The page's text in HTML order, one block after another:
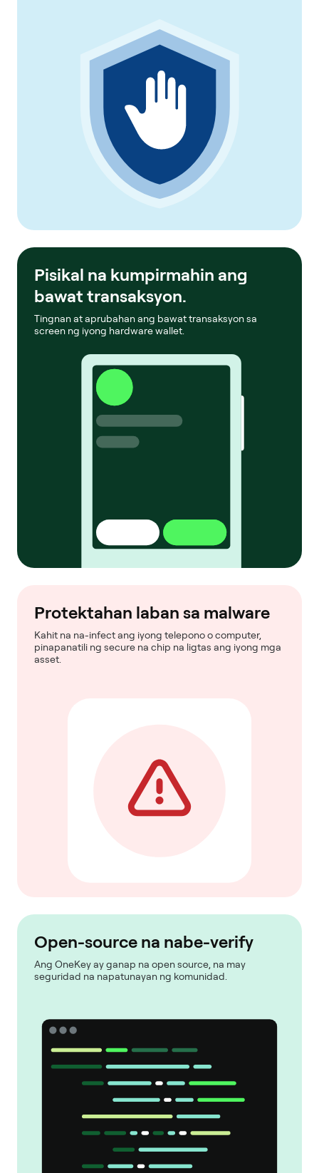
Pisikal na kumpirmahin ang
bawat transaksyon.
Tingnan at aprubahan ang bawat transaksyon sa
screen ng iyong hardware wallet.
Protektahan laban sa malware
Kahit na na-infect ang iyong telepono o computer,
pinapanatili ng secure na chip na ligtas ang iyong mga
asset.
Open-source na nabe-verify
Ang OneKey ay ganap na open source, na may
seguridad na napatunayan ng komunidad.